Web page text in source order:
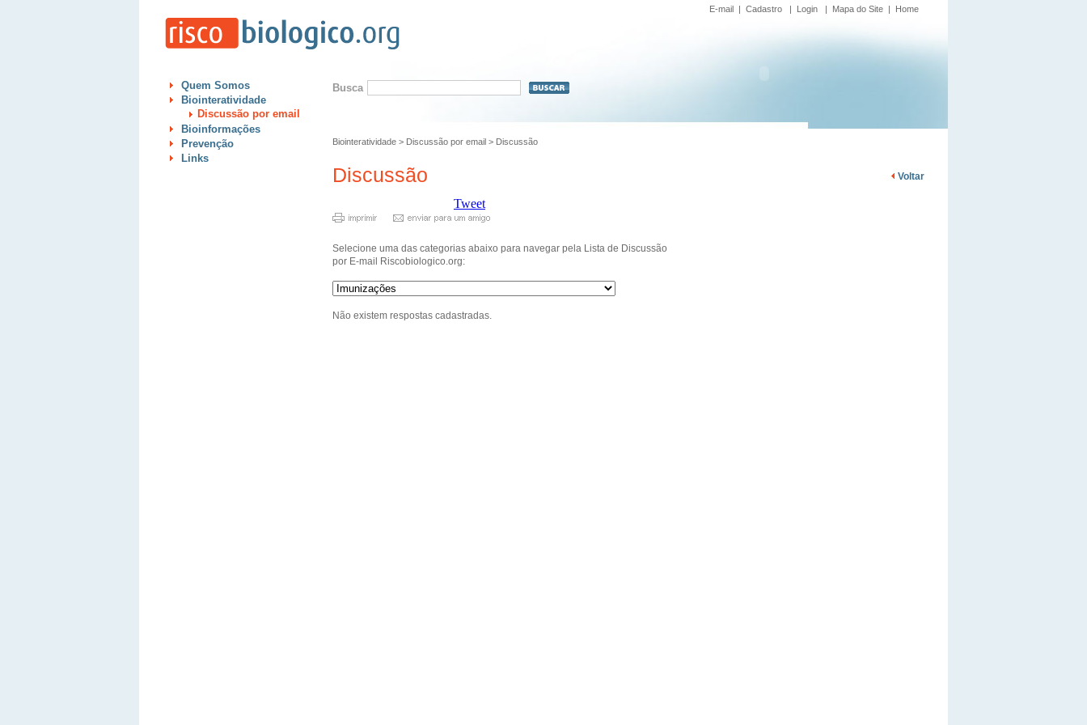
Quem Somos
Biointeratividade
Discussão por email
Bioinformações
Prevenção
Links
E-mail | Cadastro | Login | Mapa do Site | Home
Busca
Biointeratividade > Discussão por email > Discussão
Discussão Voltar
Tweet
Selecione uma das categorias abaixo para navegar pela Lista de Discussão
por E-mail Riscobiologico.org:
Não existem respostas cadastradas.